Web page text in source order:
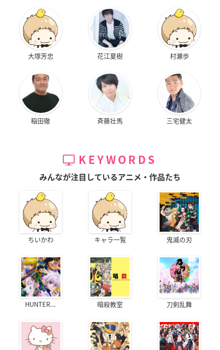
大塚芳忠 花江夏樹 村瀬歩
稲田徹 斉藤壮馬 三宅健太
KEYWORDS
みんなが注目しているアニメ・作品たち
ちいかわ キャラ一覧 鬼滅の刃
HUNTER... 暗殺教室 刀剣乱舞